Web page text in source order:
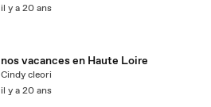
il y a 20 ans
nos vacances en Haute Loire
Cindy cleori
il y a 20 ans